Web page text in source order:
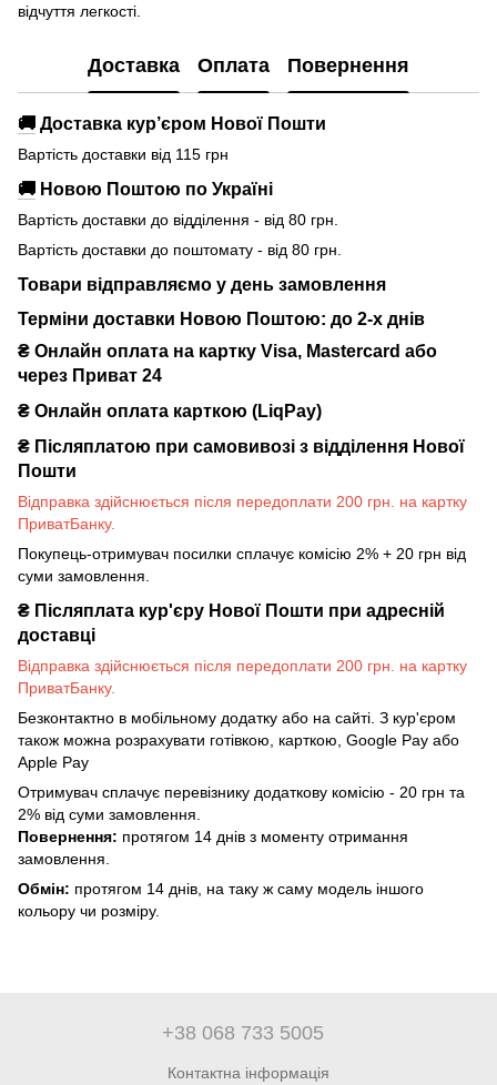
відчуття легкості.
Доставка Оплата Повернення
🚚 Доставка кур’єром Нової Пошти
Вартість доставки від 115 грн
🚚 Новою Поштою по Україні
Вартість доставки до відділення - від 80 грн.
Вартість доставки до поштомату - від 80 грн.
Товари відправляємо у день замовлення
Терміни доставки Новою Поштою: до 2-х днів
₴ Онлайн оплата на картку Visa, Mastercard або
через Приват 24
₴ Онлайн оплата карткою (LiqPay)
₴ Післяплатою при самовивозі з відділення Нової
Пошти
Відправка здійснюється після передоплати 200 грн. на картку
ПриватБанку.
Покупець-отримувач посилки сплачує комісію 2% + 20 грн від
суми замовлення.
₴ Післяплата кур'єру Нової Пошти при адресній
доставці
Відправка здійснюється після передоплати 200 грн. на картку
ПриватБанку.
Безконтактно в мобільному додатку або на сайті. З кур'єром
також можна розрахувати готівкою, карткою, Google Pay або
Apple Pay
Отримувач сплачує перевізнику додаткову комісію - 20 грн та
2% від суми замовлення.
Повернення: протягом 14 днів з моменту отримання
замовлення.
Обмін: протягом 14 днів, на таку ж саму модель іншого
кольору чи розміру.
+38 068 733 5005
Контактна інформація